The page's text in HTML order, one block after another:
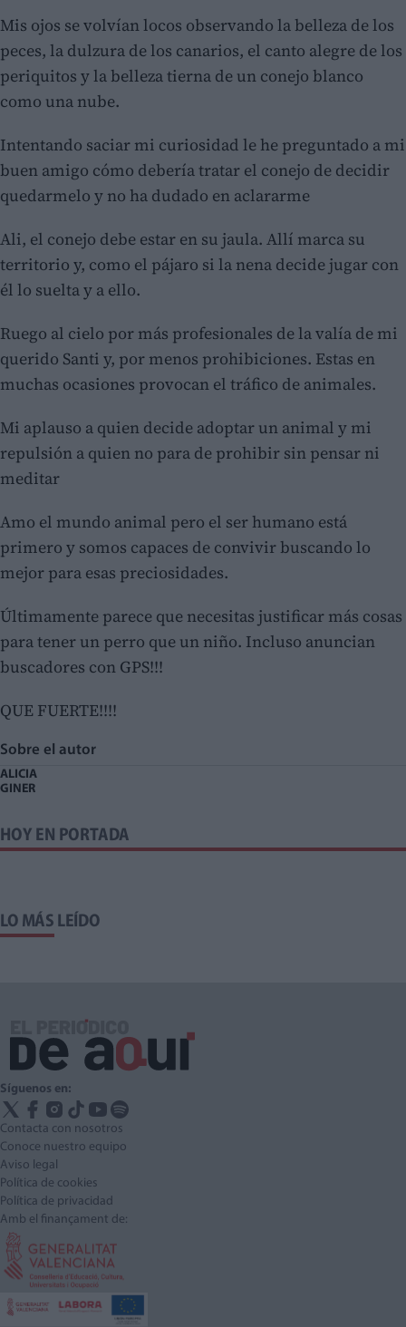
Mis ojos se volvían locos observando la belleza de los
peces, la dulzura de los canarios, el canto alegre de los
periquitos y la belleza tierna de un conejo blanco
como una nube.
Intentando saciar mi curiosidad le he preguntado a mi
buen amigo cómo debería tratar el conejo de decidir
quedarmelo y no ha dudado en aclararme
Ali, el conejo debe estar en su jaula. Allí marca su
territorio y, como el pájaro si la nena decide jugar con
él lo suelta y a ello.
Ruego al cielo por más profesionales de la valía de mi
querido Santi y, por menos prohibiciones. Estas en
muchas ocasiones provocan el tráfico de animales.
Mi aplauso a quien decide adoptar un animal y mi
repulsión a quien no para de prohibir sin pensar ni
meditar
Amo el mundo animal pero el ser humano está
primero y somos capaces de convivir buscando lo
mejor para esas preciosidades.
Últimamente parece que necesitas justificar más cosas
para tener un perro que un niño. Incluso anuncian
buscadores con GPS!!!
QUE FUERTE!!!!
Sobre el autor
ALICIA
GINER
HOY EN PORTADA
LO MÁS LEÍDO
Síguenos en:
Contacta con nosotros
Conoce nuestro equipo
Aviso legal
Política de cookies
Política de privacidad
Amb el finançament de: